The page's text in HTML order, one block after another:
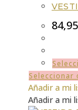
84,95
Seleccionar
Añadir a mi
Añadir a mi